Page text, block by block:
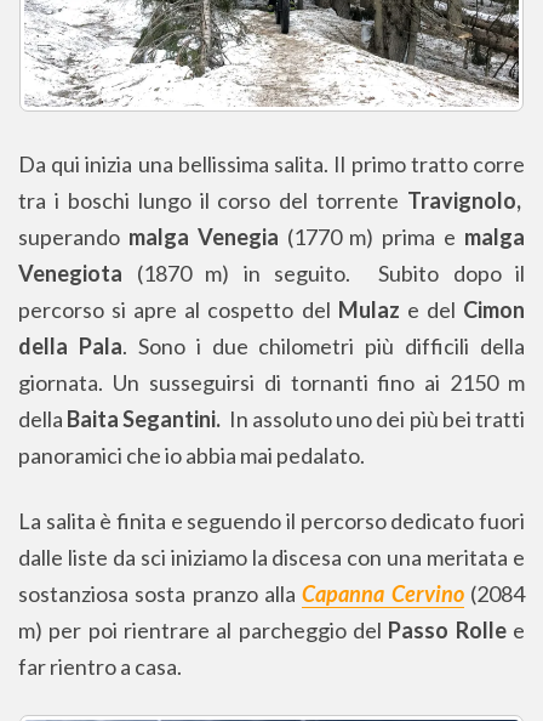
Da qui inizia una bellissima salita. Il primo tratto corre
tra i boschi lungo il corso del torrente Travignolo,
superando malga Venegia (1770 m) prima e malga
Venegiota (1870 m) in seguito. Subito dopo il
percorso si apre al cospetto del Mulaz e del Cimon
della Pala. Sono i due chilometri più difficili della
giornata. Un susseguirsi di tornanti fino ai 2150 m
della Baita Segantini. In assoluto uno dei più bei tratti
panoramici che io abbia mai pedalato.
La salita è finita e seguendo il percorso dedicato fuori
dalle liste da sci iniziamo la discesa con una meritata e
sostanziosa sosta pranzo allaCapanna Cervino(2084
m) per poi rientrare al parcheggio del Passo Rollee
far rientro a casa.